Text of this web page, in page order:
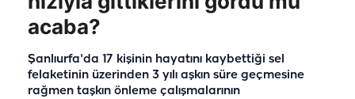
acaba?
Şanlıurfa'da 17 kişinin hayatını kaybettiği sel
felaketinin üzerinden 3 yılı aşkın süre geçmesine
rağmen taşkın önleme çalışmalarının